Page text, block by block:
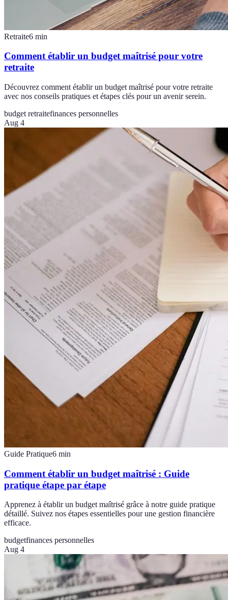
Retraite6 min
Comment établir un budget maîtrisé pour votre
retraite
Découvrez comment établir un budget maîtrisé pour votre retraite
avec nos conseils pratiques et étapes clés pour un avenir serein.
budget retraitefinances personnelles
Aug 4
Guide Pratique6 min
Comment établir un budget maîtrisé : Guide
pratique étape par étape
Apprenez à établir un budget maîtrisé grâce à notre guide pratique
détaillé. Suivez nos étapes essentielles pour une gestion financière
efficace.
budgetfinances personnelles
Aug 4